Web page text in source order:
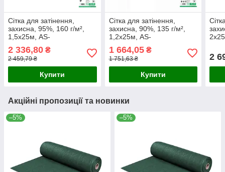
Сітка для затінення,
захисна, 95%, 160 г/м²,
1,5х25м, AS-
2 336,80 ₴
2 459,79 ₴
Купити
Сітка для затінення,
захисна, 90%, 135 г/м²,
1,2х25м, AS-
1 664,05₴
1 751,63 ₴
Купити
2
Акційні пропозиції та новинки
–5% –5%